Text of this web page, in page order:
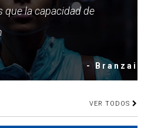
que la capacidad de
- Branzai
VER TODOS